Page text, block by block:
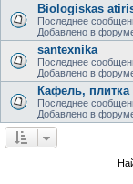
Biologiskas
Последнее
Добавлено в
santexnika
Последнее
Добавлено в
Кафель, плитка
Последнее
Добавлено в